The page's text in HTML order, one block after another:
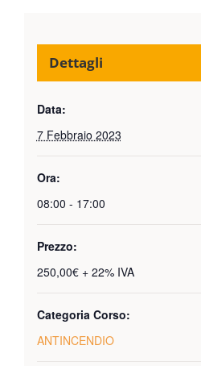
Dettagli
Data:
7 Febbraio 2023
Ora:
08:00 - 17:00
Prezzo:
250,00€ + 22% IVA
Categoria Corso:
ANTINCENDIO